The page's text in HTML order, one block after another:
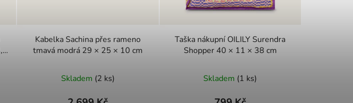
Kabelka Sachina přes rameno
tmavá modrá 29 × 25 × 10 cm
Skladem (2 ks)
Taška nákupní OILILY Surendra
Shopper 40 × 11 × 38 cm
Skladem (1 ks)